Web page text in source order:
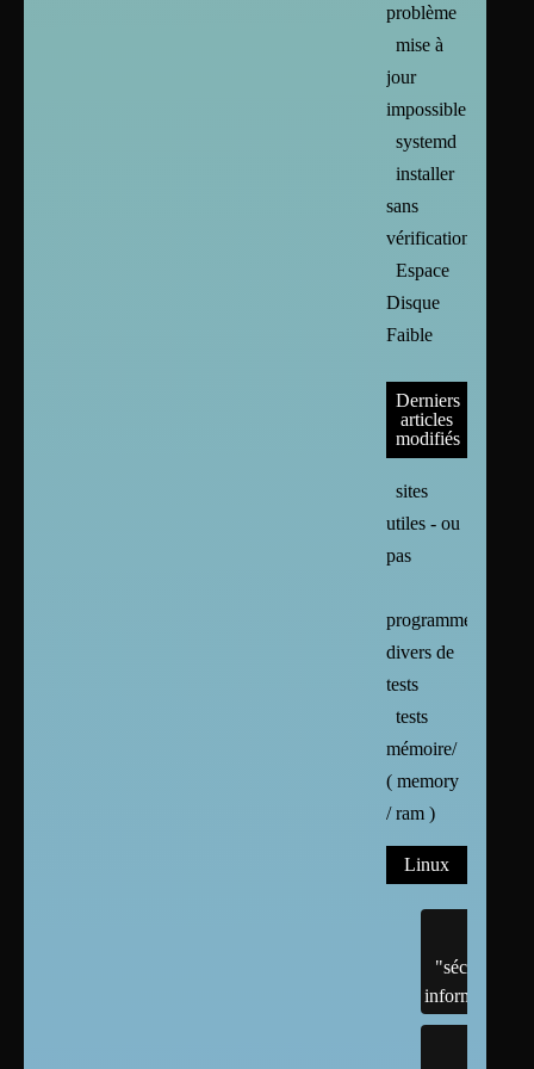
problème
mise à
jour
impossible
systemd
installer
sans
vérification
Espace
Disque
Faible
Derniers
articles
modifiés
sites
utiles - ou
pas
programmes
divers de
tests
tests
mémoire/
( memory
/ ram )
Linux
"sécurité"
informatique